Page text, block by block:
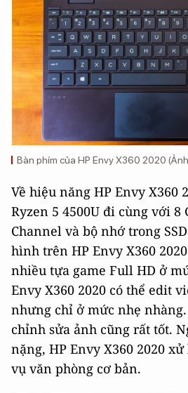
Bàn phím của HP Envy X360 2020
Về hiệu năng HP Envy X360
Ryzen 5 4500U đi cùng với 8
Channel và bộ nhớ trong
hình trên HP Envy X360
nhiều tựa game Full HD ở
Envy X360 2020 có thể edit
nhưng chỉ ở mức nhẹ
chỉnh sửa ảnh cũng rất tốt.
nặng, HP Envy X360 2020
vụ văn phòng cơ bản.